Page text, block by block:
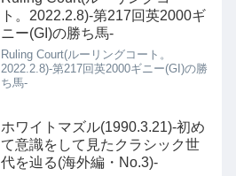
ト。2022.2.8)-第217回英2000ギ
ニー(GI)の勝ち馬-
Ruling Court(ルーリングコート。
2022.2.8)-第217回英2000ギニー(GI)の勝
ち馬-
ホワイトマズル(1990.3.21)-初め
て意識をして見たクラシック世
代を辿る(海外編・No.3)-